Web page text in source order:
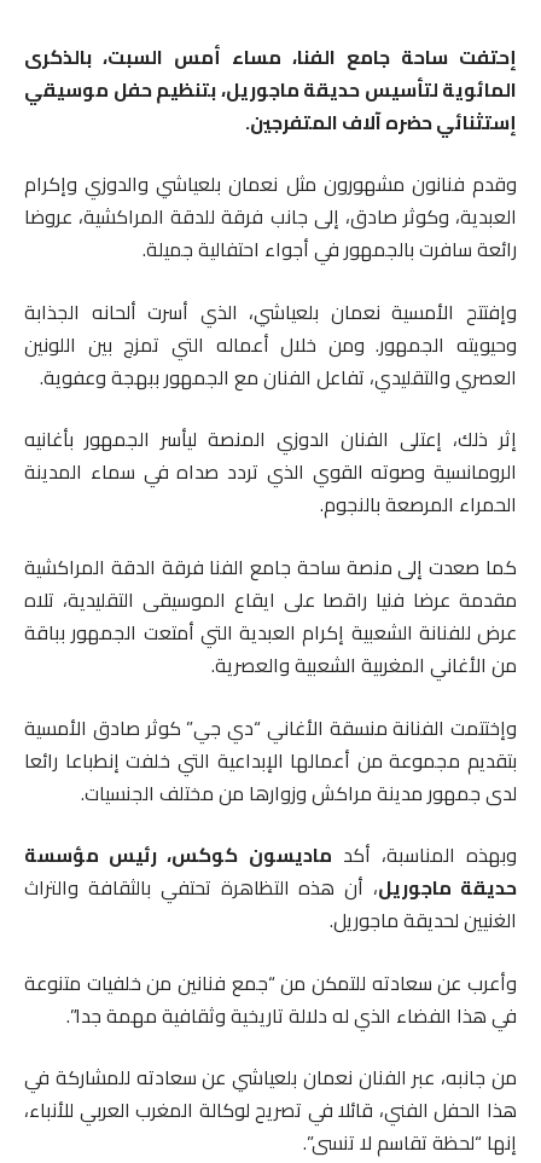
إحتفت ساحة جامع الفنا، مساء أمس السبت، بالذكرى
المائوية لتأسيس حديقة ماجوريل، بتنظيم حفل موسيقي
إستثنائي حضره آلاف المتفرجين.
وقدم فنانون مشهورون مثل نعمان بلعياشي والدوزي وإكرام
العبدية، وكوثر صادق، إلى جانب فرقة للدقة المراكشية، عروضا
رائعة سافرت بالجمهور في أجواء احتفالية جميلة.
وإفتتح الأمسية نعمان بلعياشي، الذي أسرت ألحانه الجذابة
وحيويته الجمهور. ومن خلال أعماله التي تمزج بين اللونين
العصري والتقليدي، تفاعل الفنان مع الجمهور ببهجة وعفوية.
إثر ذلك، إعتلى الفنان الدوزي المنصة ليأسر الجمهور بأغانيه
الرومانسية وصوته القوي الذي تردد صداه في سماء المدينة
الحمراء المرصعة بالنجوم.
كما صعدت إلى منصة ساحة جامع الفنا فرقة الدقة المراكشية
مقدمة عرضا فنيا راقصا على ايقاع الموسيقى التقليدية، تلاه
عرض للفنانة الشعبية إكرام العبدية التي أمتعت الجمهور بباقة
من الأغاني المغربية الشعبية والعصرية.
وإختتمت الفنانة منسقة الأغاني “دي جي” كوثر صادق الأمسية
بتقديم مجموعة من أعمالها الإبداعية التي خلفت إنطباعا رائعا
لدى جمهور مدينة مراكش وزوارها من مختلف الجنسيات.
وبهذه المناسبة، أكد ماديسون كوكس، رئيس مؤسسة
حديقة ماجوريل، أن هذه التظاهرة تحتفي بالثقافة والتراث
الغنيين لحديقة ماجوريل.
وأعرب عن سعادته للتمكن من “جمع فنانين من خلفيات متنوعة
في هذا الفضاء الذي له دلالة تاريخية وثقافية مهمة جدا”.
من جانبه، عبر الفنان نعمان بلعياشي عن سعادته للمشاركة في
هذا الحفل الفني، قائلا في تصريح لوكالة المغرب العربي للأنباء،
إنها “لحظة تقاسم لا تنسى”.